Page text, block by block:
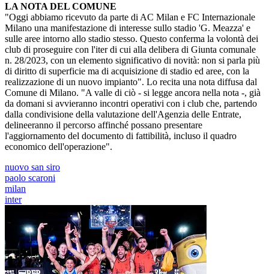
LA NOTA DEL COMUNE
"Oggi abbiamo ricevuto da parte di AC Milan e FC Internazionale
Milano una manifestazione di interesse sullo stadio 'G. Meazza' e
sulle aree intorno allo stadio stesso. Questo conferma la volontà dei
club di proseguire con l'iter di cui alla delibera di Giunta comunale
n. 28/2023, con un elemento significativo di novità: non si parla più
di diritto di superficie ma di acquisizione di stadio ed aree, con la
realizzazione di un nuovo impianto". Lo recita una nota diffusa dal
Comune di Milano. "A valle di ciò - si legge ancora nella nota -, già
da domani si avvieranno incontri operativi con i club che, partendo
dalla condivisione della valutazione dell'Agenzia delle Entrate,
delineeranno il percorso affinché possano presentare
l'aggiornamento del documento di fattibilità, incluso il quadro
economico dell'operazione".
nuovo san siro
paolo scaroni
milan
inter